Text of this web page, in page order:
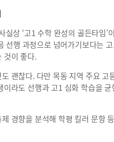
실상 ‘고1 수학 완성의 골든타임’
선행 과정으로 넘어가기보다는
것이 좋다.
괜찮다. 다만 목동 지역 주요 고
라도 선행과 고1 심화 학습을
경향을 분석해 학평 킬러 문항